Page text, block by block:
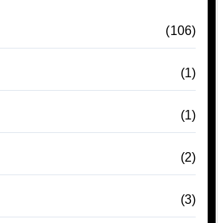
(106)
(1)
(1)
(2)
(3)